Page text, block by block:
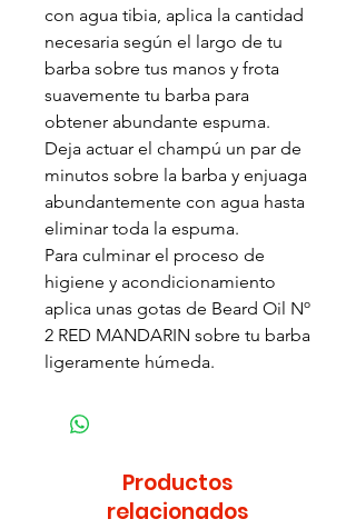
con agua tibia, aplica la cantidad
necesaria según el largo de tu
barba sobre tus manos y frota
suavemente tu barba para
obtener abundante espuma.
Deja actuar el champú un par de
minutos sobre la barba y enjuaga
abundantemente con agua hasta
eliminar toda la espuma.
Para culminar el proceso de
higiene y acondicionamiento
aplica unas gotas de Beard Oil Nº
2 RED MANDARIN sobre tu barba
ligeramente húmeda.
Productos
relacionados